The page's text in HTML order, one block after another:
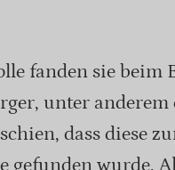
fanden sie beim
unter anderem
dass diese
gefunden wurde.